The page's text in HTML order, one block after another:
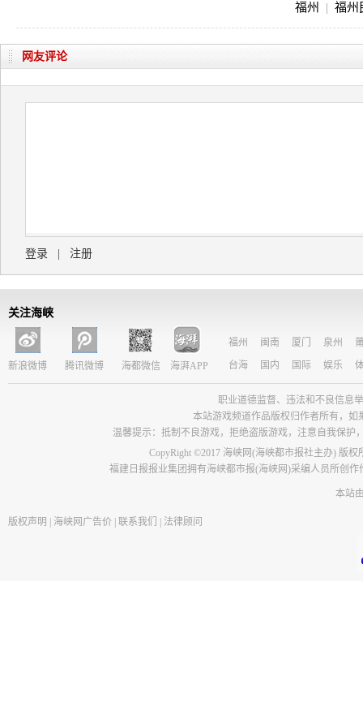
福州 | 福州
网友评论
登录 注册
关注海峡
福州 闽南 厦门 泉州
台海
国内 国际 娱乐
新浪微博 腾讯微博 海都微信 海湃APP
职业道德监督、违法和不良信息举
本站游戏频道作品版权归作者所有，
温馨提示：抵制不良游戏，拒绝盗版游戏，注意自我保
CopyRight ©2017 海峡网(海峡都市报社主办) 版
福建日报报业集团拥有海峡都市报(海峡网)采编人员所创
本站
版权声明 海峡网广告价 联系我们 法律顾问